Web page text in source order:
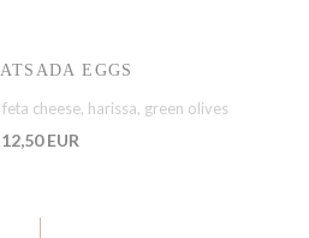
EGGS
cheese, harissa, green olives
12,50 EUR